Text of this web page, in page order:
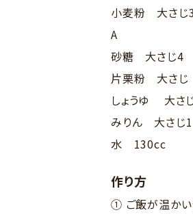
小麦粉 大さじ
A
砂糖 大さじ4
片栗粉 大さじ
しょうゆ 大さ
みりん 大さじ1
水 130cc
作り方
① ご飯が温かい